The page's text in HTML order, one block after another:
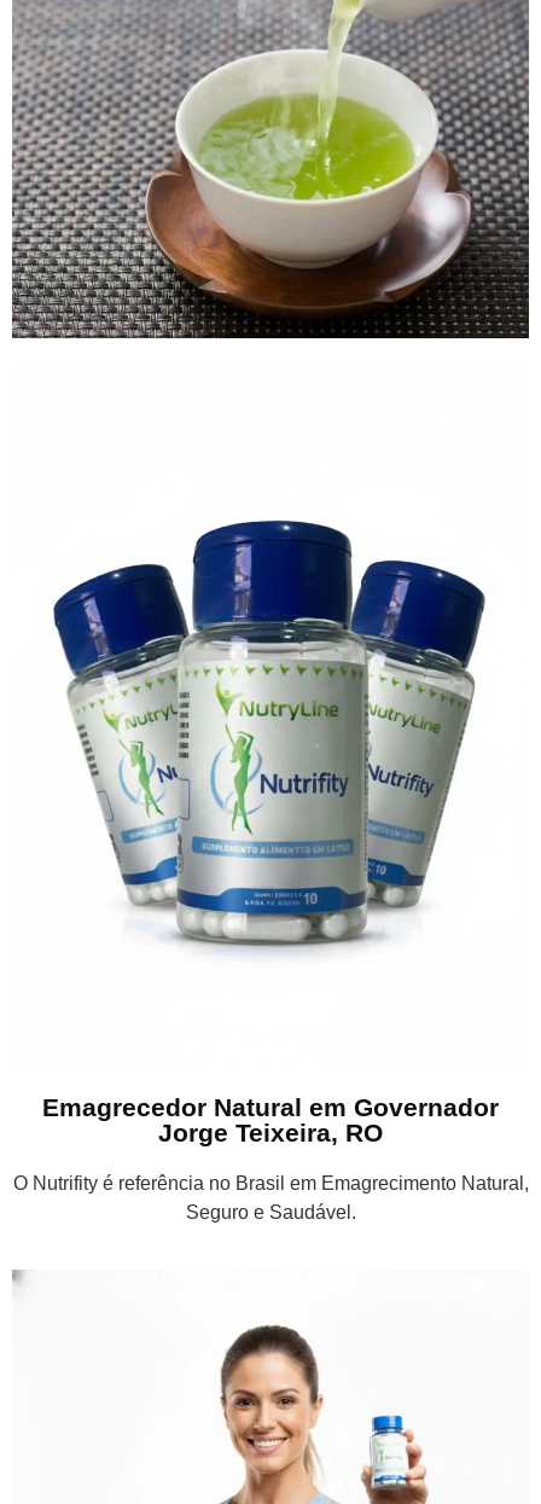
Emagrecedor Natural em Governador
Jorge Teixeira, RO
O Nutrifity é referência no Brasil em Emagrecimento Natural,
Seguro e Saudável.